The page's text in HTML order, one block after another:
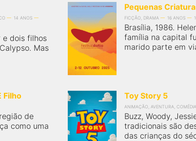
14 ANOS
e dois filhos
Mas
Pequenas
FICÇÃO, DRAMA 16 ANOS
Brasília, 1986.
família na capital
marido parte em
Filho
de
como uma
Toy Story 5
ANIMAÇÃO, AVENTURA, COMÉDIA
Buzz, Woody,
tradicionais são
das crianças do